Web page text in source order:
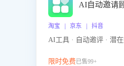
AI自动邀请
淘宝 | 京东 | 抖音
AI工具 · 自动邀评 · 潜
限时免费已售99+